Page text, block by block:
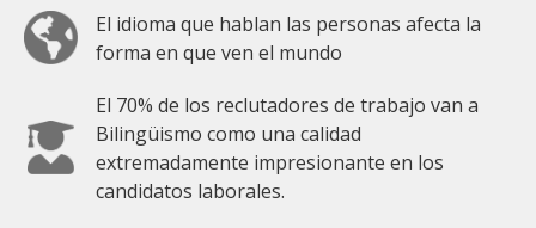
El idioma que hablan las personas afecta la
forma en que ven el mundo
El 70% de los reclutadores de trabajo van a
Bilingüismo como una calidad
extremadamente impresionante en los
candidatos laborales.